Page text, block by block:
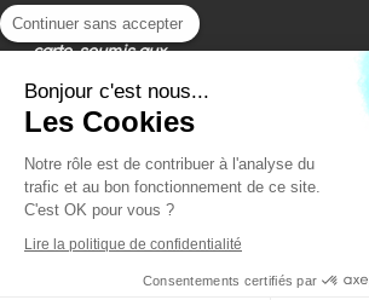
Images, textes,
carte, soumis aux
©2019 Christine ROCHER - Magnétiseuse
Création et référencement du site par Simplébo
Continuer sans accepter
Bonjour c'est nous...
Les Cookies
Notre rôle est de contribuer à l'analyse du
trafic et au bon fonctionnement de ce site.
C'est OK pour vous ?
Lire la politique de confidentialité
Consentements certifiés par